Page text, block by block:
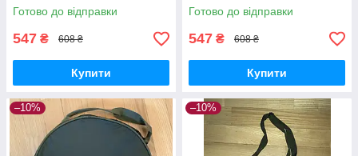
Готово до відправки
547 ₴ 608 ₴
Купити
Готово до відправки
547 ₴ 608 ₴
Купити
–10% –10%